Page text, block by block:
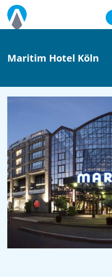
Maritim Hotel Köln